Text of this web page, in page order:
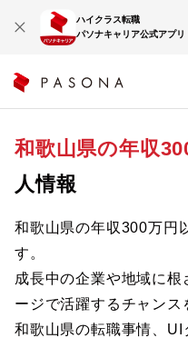
ハイクラス転職
パソナキャリア公式アプリ
和歌山県の年収
人情報
和歌山県の年収300万円
す。
成長中の企業や地域に
ージで活躍するチャンス
和歌山県の転職事情、UI